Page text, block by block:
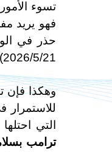
فهو يريد
حذر في
2026/5/21).
وهكذا فإن
للاستمرار
التي
ترامب